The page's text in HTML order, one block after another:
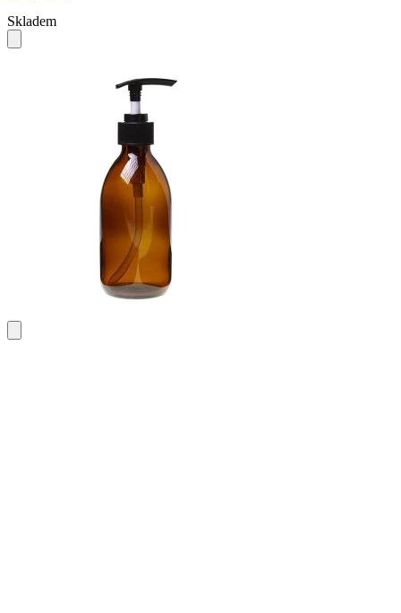
Skladem